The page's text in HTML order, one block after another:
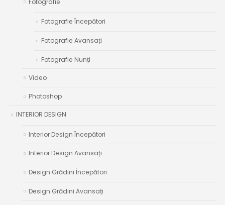
Fotografie Începători
Fotografie Avansați
Fotografie Nunți
Video
Photoshop
INTERIOR DESIGN
Interior Design Începători
Interior Design Avansați
Design Grădini Începători
Design Grădini Avansați